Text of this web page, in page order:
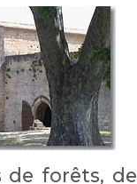
de forêts, de